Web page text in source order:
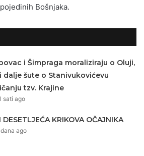
Bošnjaka.
i Šimpraga moraliziraju o Oluji,
dalje šute o Stanivukovićevu
tzv. Krajine
sati ago
DESETLJEĆA KRIKOVA OČAJNIKA
ago